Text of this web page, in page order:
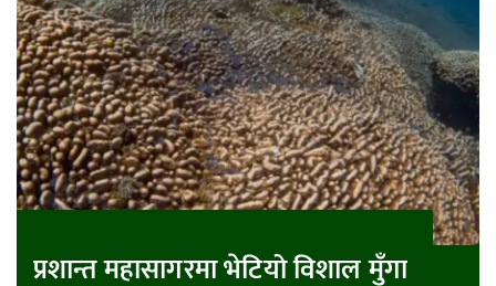
प्रशान्त महासागरमा भेटियो विशाल मुँगा